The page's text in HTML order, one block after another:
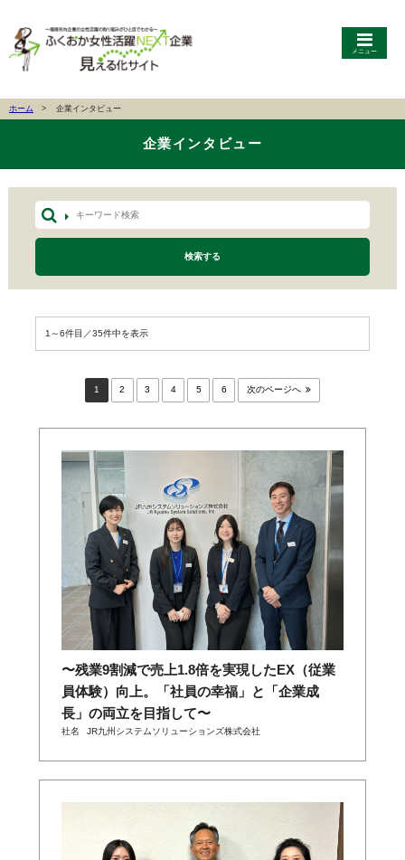
メニュー
ホーム 企業インタビュー
企業インタビュー
検索する
1～6件目／35件中を表示
1 2 3 4 5 6 次のページへ
〜残業9割減で売上1.8倍を実現したEX（従業
員体験）向上。「社員の幸福」と「企業成
長」の両立を目指して〜
社名 JR九州システムソリューションズ株式会社